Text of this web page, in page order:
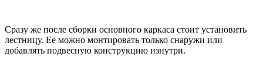
Сразу же после сборки основного каркаса стоит установить
лестницу. Ее можно монтировать только снаружи или
добавлять подвесную конструкцию изнутри.